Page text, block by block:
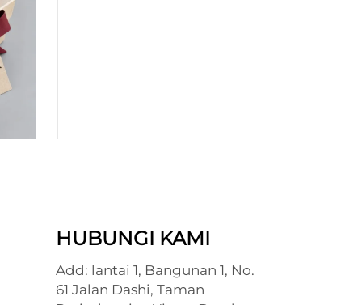
HUBUNGI KAMI
Add: lantai 1, Bangunan 1, No.
61 Jalan Dashi, Taman